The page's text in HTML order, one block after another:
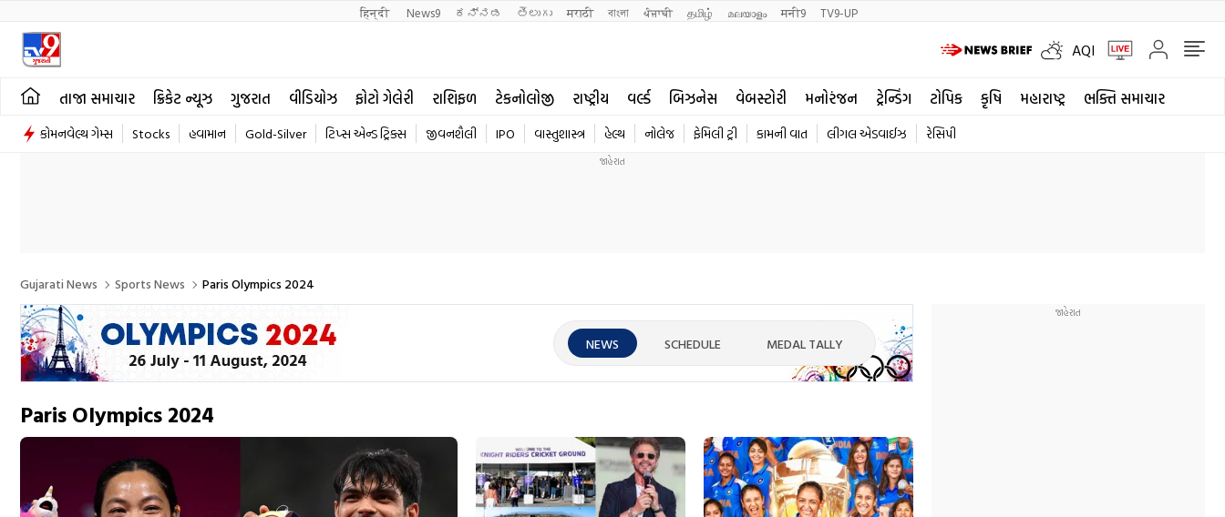
हिन्दी News9 ಕನ್ನಡ తెలుగు मराठी বাংলা ਪੰਜਾਬੀ தமிழ் മലയാളം मनी9 TV9-UP
AQI
તાજા સમાચાર ક્રિકેટ ન્યૂઝ ગુજરાત વીડિયોઝ ફોટો ગેલેરી રાશિફળ ટેકનોલોજી રાષ્ટ્રીય વર્લ્ડ બિઝનેસ વેબસ્ટોરી મનોરંજન ટ્રેન્ડિંગ ટોપિક કૃષિ મહારાષ્ટ્ર ભક્તિ સમાચાર
કોમનવેલ્થ ગેમ્સ Stocks હવામાન Gold-Silver ટિપ્સ એન્ડ ટ્રિક્સ જીવનશૈલી IPO વાસ્તુશાસ્ત્ર હેલ્થ નોલેજ ફેમિલી ટ્રી કામની વાત લીગલ એડવાઈઝ રેસિપી
Gujarati News Sports News Paris Olympics 2024
NEWS SCHEDULE MEDAL TALLY
Paris Olympics 2024